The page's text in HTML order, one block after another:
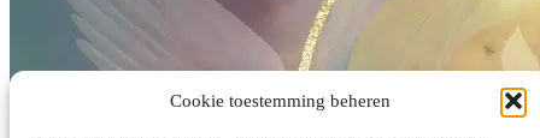
Cookie toestemming beheren